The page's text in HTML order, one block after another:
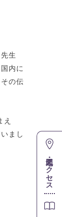
生
内に
の伝
まし
地図・アクセス